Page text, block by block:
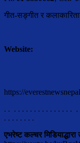
गीत-सङ्गीत र
Website:
Online
https://
. . . . . . . . . . . . . . . . . .
. . . . . . . .
एभरेष्ट कल्चर